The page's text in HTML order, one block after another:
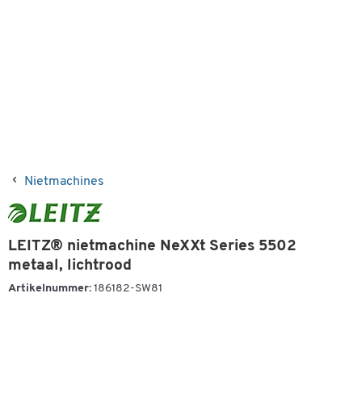
Nietmachines
LEITZ® nietmachine NeXXt Series 5502
metaal, lichtrood
Artikelnummer: 186182-SW81